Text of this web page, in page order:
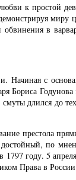
к простой
в
Начиная с
Бориса
длился до
престола
по
1797 году. 5
Права в